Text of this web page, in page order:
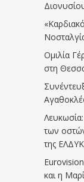
Ομιλία
στη
των
της ΕΛΔΥΚ
και η